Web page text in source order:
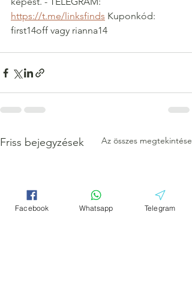
https://t.me/linksfinds Kuponkód:
first14off vagy rianna14
Friss bejegyzések Az összes megtekintése
Facebook Whatsapp Telegram